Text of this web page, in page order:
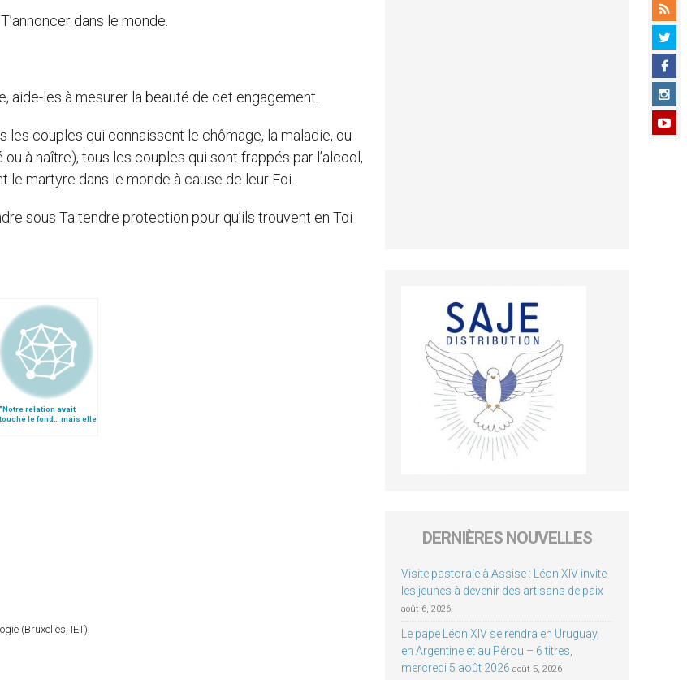
dans le monde.
aide-les à mesurer la beauté de cet engagement.
couples qui connaissent le chômage, la maladie, ou
à naître), tous les couples qui sont frappés par l’alcool,
le martyre dans le monde à cause de leur Foi.
sous Ta tendre protection pour qu’ils trouvent en Toi
"Notre relation avait
touché le fond… mais elle
(Bruxelles, IET).
DERNIÈRES NOUVELLES
Visite pastorale à Assise : Léon XIV invite
les jeunes à devenir des artisans de paix
août 6, 2026
Le pape Léon XIV se rendra en Uruguay,
en Argentine et au Pérou – 6 titres,
mercredi 5 août 2026 août 5, 2026